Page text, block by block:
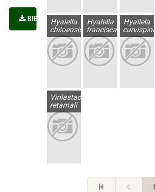
BIBLIOGRAFÍA
Hyalella
chiloensis
Hyalella
franciscae
Hyallela
curvispina
Virilastacus
retamali
1